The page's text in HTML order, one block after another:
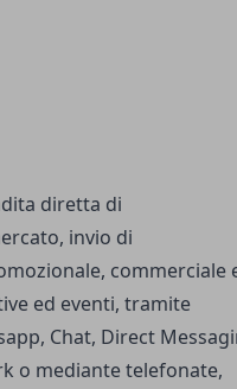
diretta di
invio di
commerciale
ed eventi, tramite
Chat, Direct
o mediante telefonate,